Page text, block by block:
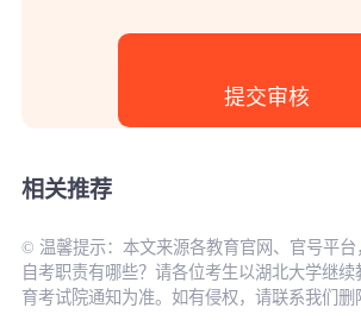
相关推荐
© 温馨提示：本文来源各教育官网、官号平
自考职责有哪些？请各位考生以湖北大学继
育考试院通知为准。如有侵权，请联系我们删